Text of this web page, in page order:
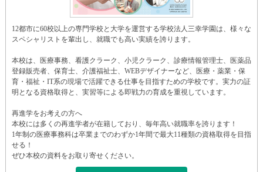
12都市に60校以上の専門学校と大学を運営する学校法人三幸学園は、様々な
スペシャリストを輩出し、就職でも高い実績を誇ります。
本校は、医療事務、看護クラーク、小児クラーク、診療情報管理士、医薬品
登録販売者、保育士、介護福祉士、WEBデザイナーなど、医療・薬業・保
育・福祉・IT系の現場で活躍できる仕事を目指すための学校です。実力の証
明となる資格取得と、実習等による即戦力の育成を重視しています。
再進学をお考えの方へ
本校には多くの再進学者が在籍しており、毎年高い就職率を誇ります！
1年制の医療事務科は卒業までのわずか1年間で最大11種類の資格取得を目指
せる！
ぜひ本校の資料をお取り寄せください。